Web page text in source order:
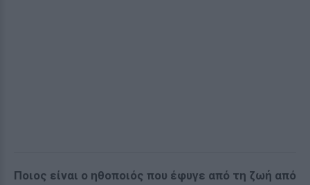
Ποιος είναι ο ηθοποιός που έφυγε από τη ζωή από